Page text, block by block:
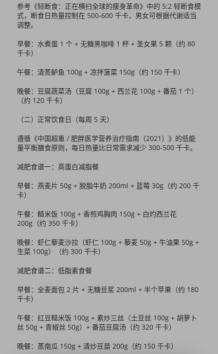
参考《轻断食：正在横扫全球的瘦身革命》中的 5:2 轻断食模
式，断食日热量控制在 500-600 千卡，男女可根据代谢适当
调整。
早餐：水煮蛋 1 个 + 无糖黑咖啡 1 杯 + 圣女果 5 颗（约 80
千卡）
午餐：清蒸鲈鱼 100g + 凉拌菠菜 150g（约 150 千卡）
晚餐：豆腐蔬菜汤（豆腐 100g + 西兰花 100g + 番茄 1 个）
（约 120 千卡）
（二）正常饮食日（每周 5 天）
遵循《中国超重 / 肥胖医学营养治疗指南（2021）》的低能
量平衡膳食原则，每日热量比日常需求减少 300-500 千卡。
减肥食谱一：高蛋白减脂餐
早餐：燕麦片 50g + 脱脂牛奶 200ml + 蓝莓 30g（约 200 千
卡）
午餐：糙米饭 100g + 香煎鸡胸肉 150g + 白灼西兰花
200g（约 350 千卡）
晚餐：虾仁藜麦沙拉（虾仁 100g + 藜麦 50g + 牛油果 50g +
生菜 100g）（约 300 千卡）
减肥食谱二：低脂素食餐
早餐：全麦面包 2 片 + 无糖豆浆 200ml + 半个苹果（约 180
千卡）
午餐：红豆糙米饭 100g + 素炒三丝（土豆丝 100g + 胡萝卜
丝 50g + 青椒丝 50g）+ 番茄豆腐汤（约 320 千卡）
晚餐：蒸南瓜 150g + 清炒豆苗 200g（约 150 千卡）